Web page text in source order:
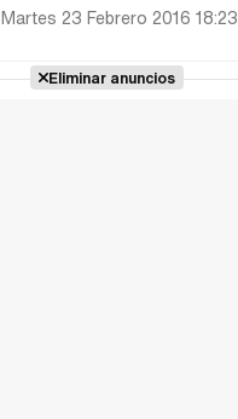
Martes 23 Febrero 2016 18:23
Eliminar anuncios